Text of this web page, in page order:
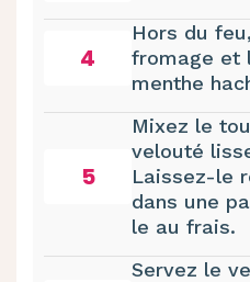
4
Hors du
fromage et
menthe
5
Mixez le
velouté
Laissez-le
dans une
le au frais.
Servez le